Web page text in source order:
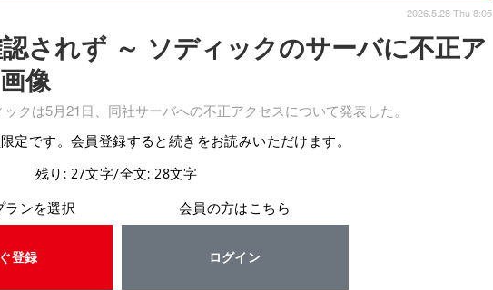
されず ～ ソディックのサーバに不正ア
像
クは5月21日、同社サーバへの不正アクセスについて発表した。
2026.5.28 Thu 8:05
定です。会員登録すると続きをお読みいただけます。
残り: 27文字/全文: 28文字
ランを選択
登録
会員の方はこちら
ログイン